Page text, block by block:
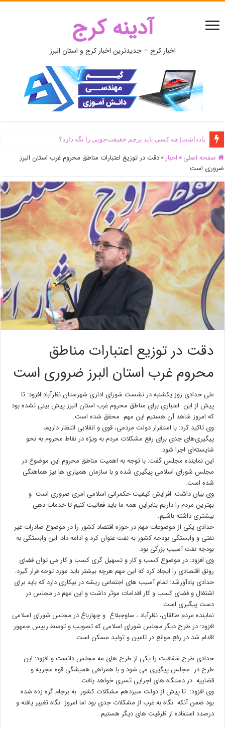
آدینه کرج
اخبار کرج – جدیدترین اخبار کرج و استان البرز
یادداشت| ‌چه کسی باید پرچم حقیقت‌جویی را نگه دارد؟
صفحه اصلی » اخبار » دقت در توزیع اعتبارات مناطق محروم غرب استان البرز
ضروری است
دقت در توزیع اعتبارات مناطق
محروم غرب استان البرز ضروری است
علی حدادی روز یکشنبه در نشست شورای اداری شهرستان نظرآباد افزود: تا
پیش از این اعتباری برای مناطق محروم غرب استان البرز پیش بینی نشده بود
که امروز شاهد آن هستیم این مهم محقق شده است.
وی تاکید کرد: با استقرار دولت مردمی، قوی و انقلابی انتظار داریم،
پیگیری‌های جدی برای رفع مشکلات مردم به ویژه در نقاط محروم به نحو
شایسته‌ای اجرا شود.
این نماینده مجلس گفت: با توجه به اهمیت مناطق محروم این موضوع در
مجلس شورای اسلامی پیگیری شده و با سازمان همیاری ها نیز هماهنگی
شده است.
وی بیان داشت: افزایش کیفیت حکمرانی اسلامی امری ضروری است و
بهترین مردم را داریم بنابراین همه ما باید فعالیت کنیم تا خدمات دهی
بیشتری داشته باشیم.
حدادی یکی از موضوعات مهم در حوزه اقتصاد کشور را در موضوع صادرات غیر
نفتی و وابستگی بودجه کشور به نفت عنوان کرد و ادامه داد: این وابستگی به
بودجه نفت آسیب بزرگی بود.
وی افزود: در موضوع کسب و کار و تسهیل گری کسب و کار می توان فضای
رونق اقتصادی را ایجاد کرد که این مهم هرچه بیشتر باید مورد توجه قرار گیرد.
حدادی یادآورشد: تمام آسیب های اجتماعی ریشه در بیکاری دارد که باید برای
اشتغال و فضای کسب و کار اقدامات موثر داشت و این مهم در مجلس در
دست پیگیری است.
نماینده مردم طالقان، نظرآباد ، ساوجبلاغ و چهارباغ در مجلس شورای اسلامی
افزود: در طرح دیگر مجلس شورای اسلامی که تصویب و توسط رییس جمهور
اقدام شد در رفع موانع در تامین و تولید مسکن است .
حدادی طرح شفافیت را یکی از طرح های مه مجلس دانست و افزود: این
طرح در مجلس پیگیری می شود و با همراهی همیشگی قوه مجریه و
قضاییه در دستگاه های اجرایی تسری خواهد یافت.
وی افزود: تا پیش از دولت سیزدهم مشکلات کشور به برجام گره زده شده
بود ضمن آنکه نگاه به غرب از مشکلات جدی بود اما امروز نگاه تغییر یافته و
درصدد استفاده از ظرفیت های دیگر هستیم .